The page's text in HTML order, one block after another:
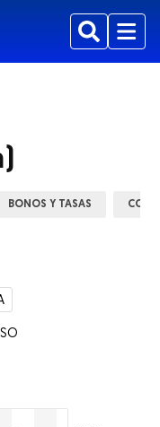
BuscarMenu
BONOS Y TASAS